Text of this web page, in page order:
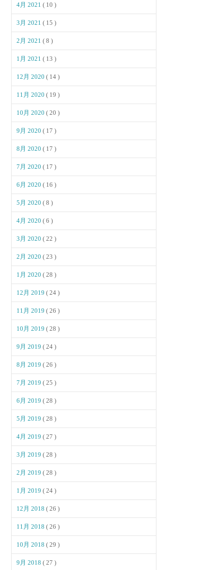
4月 2021( 10 )
3月 2021( 15 )
2月 2021( 8 )
1月 2021( 13 )
12月 2020( 14 )
11月 2020( 19 )
10月 2020( 20 )
9月 2020( 17 )
8月 2020( 17 )
7月 2020( 17 )
6月 2020( 16 )
5月 2020( 8 )
4月 2020( 6 )
3月 2020( 22 )
2月 2020( 23 )
1月 2020( 28 )
12月 2019( 24 )
11月 2019( 26 )
10月 2019( 28 )
9月 2019( 24 )
8月 2019( 26 )
7月 2019( 25 )
6月 2019( 28 )
5月 2019( 28 )
4月 2019( 27 )
3月 2019( 28 )
2月 2019( 28 )
1月 2019( 24 )
12月 2018( 26 )
11月 2018( 26 )
10月 2018( 29 )
9月 2018( 27 )